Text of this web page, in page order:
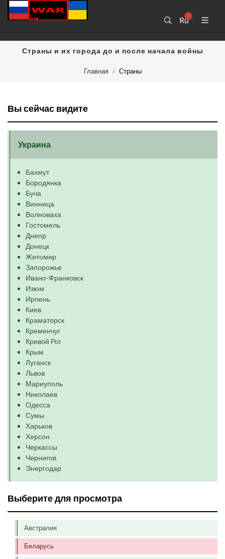
Ru
Страны и их города до и после начала войны
Главная Страны
Вы сейчас видите
Украина
Бахмут
Бородянка
Буча
Винница
Волноваха
Гостомель
Днепр
Донецк
Житомир
Запорожье
Ивано-Франковск
Изюм
Ирпень
Киев
Краматорск
Кременчуг
Кривой Рог
Крым
Луганск
Львов
Мариуполь
Николаев
Одесса
Сумы
Харьков
Херсон
Черкассы
Чернигов
Энергодар
Выберите для просмотра
Австралия
Беларусь